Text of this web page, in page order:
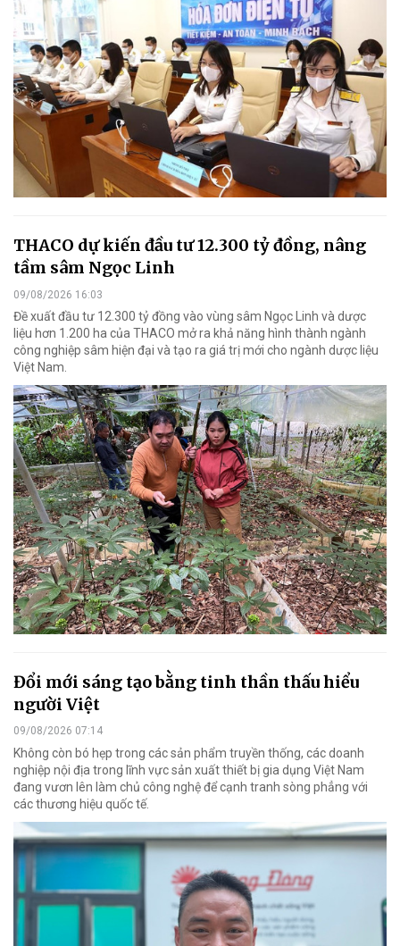
THACO dự kiến đầu tư 12.300 tỷ đồng, nâng
tầm sâm Ngọc Linh
09/08/2026 16:03
Đề xuất đầu tư 12.300 tỷ đồng vào vùng sâm Ngọc Linh và dược
liệu hơn 1.200 ha của THACO mở ra khả năng hình thành ngành
công nghiệp sâm hiện đại và tạo ra giá trị mới cho ngành dược liệu
Việt Nam.
Đổi mới sáng tạo bằng tinh thần thấu hiểu
người Việt
09/08/2026 07:14
Không còn bó hẹp trong các sản phẩm truyền thống, các doanh
nghiệp nội địa trong lĩnh vực sản xuất thiết bị gia dụng Việt Nam
đang vươn lên làm chủ công nghệ để cạnh tranh sòng phẳng với
các thương hiệu quốc tế.